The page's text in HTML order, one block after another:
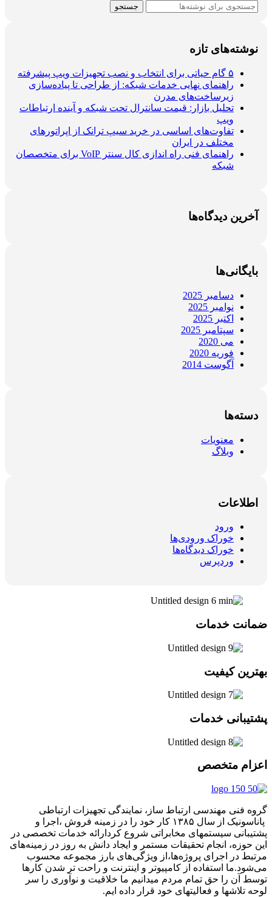
جستجو
نوشته‌های تازه
۵ گام حیاتی برای انتخاب و نصب تجهیزات ویپ پیشرفته
راهنمای نهایی خدمات شبکه: از طراحی تا پیاده‌سازی
زیرساخت‌های مدرن
تحلیل بازار: قیمت سانترال تحت شبکه و آینده ارتباطات
ویپ
تفاوت‌های اساسی در خرید سیپ ترانک از اپراتورهای
مختلف در ایران
راهنمای فنی راه اندازی کال سنتر VoIP برای متخصصان
شبکه
آخرین دیدگاه‌ها
بایگانی‌ها
دسامبر 2025
نوامبر 2025
اکتبر 2025
سپتامبر 2025
می 2020
فوریه 2020
آگوست 2014
دسته‌ها
معنویات
وبلاگ
اطلاعات
ورود
خوراک ورودی‌ها
خوراک دیدگاه‌ها
وردپرس
ضمانت خدمات
بهترین کیفیت
پشتیبانی خدمات
اعزام متخصص
گروه فنی مهندسی ارتباط ساز، نمایندگی تجهیزات ارتباطی
پاناسونیک از سال ۱۳۸۵ کار خود را در زمینه فروش ،اجرا و
پشتیبانی سیستمهای مخابراتی شروع کردارائه خدمات تخصصی در
این حوزه، انجام تحقیقات مستمر و ایجاد دانش به‌ روز در زمینه‌های
مرتبط در اجرای پروژه‌ها،از ویژگی‌های بارز مجموعه محسوب
می‌شود.ما استفاده از کامپیوتر و اینترنت و راحت تر شدن کارها
توسط آن را حق تمام مردم میدانیم ما خلاقیت و نوآوری را سر
لوحه تلاشها و فعالیتهای خود قرار داده ایم.